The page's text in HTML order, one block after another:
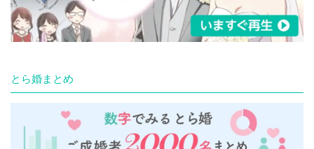
とら婚まとめ